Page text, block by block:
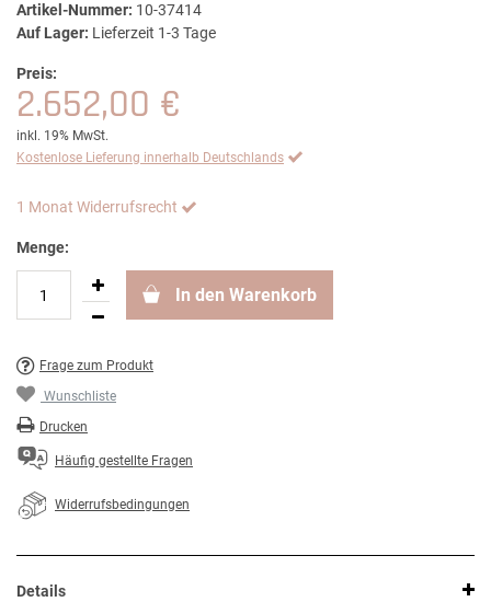
Artikel-Nummer: 10-37414
Auf Lager: Lieferzeit 1-3 Tage
Preis:
2.652,00 €
inkl. 19% MwSt.
Kostenlose Lieferung innerhalb Deutschlands
1 Monat Widerrufsrecht
Menge:
In den Warenkorb
Frage zum Produkt
Wunschliste
Drucken
Häufig gestellte Fragen
Widerrufsbedingungen
Details